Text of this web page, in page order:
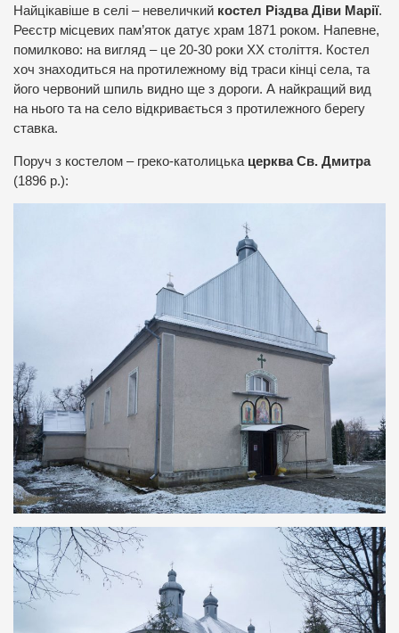
Найцікавіше в селі – невеличкий костел Різдва Діви Марії.
Реєстр місцевих пам’яток датує храм 1871 роком. Напевне,
помилково: на вигляд – це 20-30 роки ХХ століття. Костел
хоч знаходиться на протилежному від траси кінці села, та
його червоний шпиль видно ще з дороги. А найкращий вид
на нього та на село відкривається з протилежного берегу
ставка.
Поруч з костелом – греко-католицька церква Св. Дмитра
(1896 р.):